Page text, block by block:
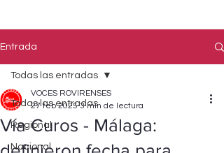
Entrada
Todas las entradas
Regional
Nacional
Todas las entradas
Vía Curos - Málaga:
VOCES ROVIRENSES
27 feb 2025 3 min de lectura